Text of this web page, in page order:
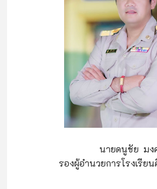
นายดนูชัย มง
รองผู้อำนวยการโรงเรีย